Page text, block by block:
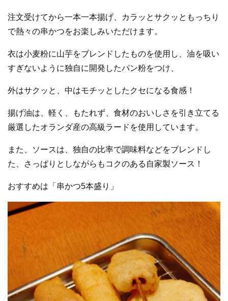
注文受けてから一本一本揚げ、カラッとサクッともっちり
で熱々の串かつをお楽しみいただけます。
衣は小麦粉に山芋をブレンドしたものを使用し、油を吸い
すぎないように独自に開発したパン粉をつけ、
外はサクッと、中はモチッとしたクセになる食感！
揚げ油は、 軽く、もたれず、食材のおいしさを引き立てる
厳選したオランダ産の高級ラードを使用しています。
また、
ソースは、独自の比率で調味料などをブレンドし
た、さっぱりとしながらも コクのある自家製ソース！
おすすめは「串かつ5本盛り」